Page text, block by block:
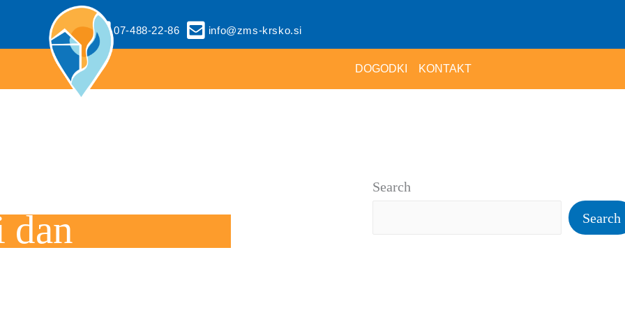
07-488-22-86 info@zms-krsko.si
DOGODKI KONTAKT
dan
Search
Search